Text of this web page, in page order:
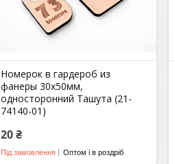
Номерок в гардероб из
фанеры 30х50мм,
односторонний Ташута (21-
74140-01)
20 ₴
Під замовлення Оптом і в роздріб